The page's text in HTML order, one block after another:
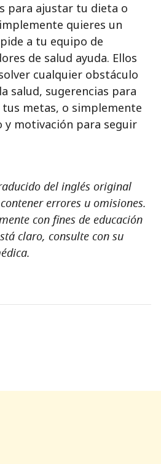
para ajustar tu dieta o
quieres un
a tu equipo de
de salud ayuda. Ellos
cualquier obstáculo
salud, sugerencias para
metas, o simplemente
y motivación para seguir
del inglés original
errores u omisiones.
con fines de educación
claro, consulte con su